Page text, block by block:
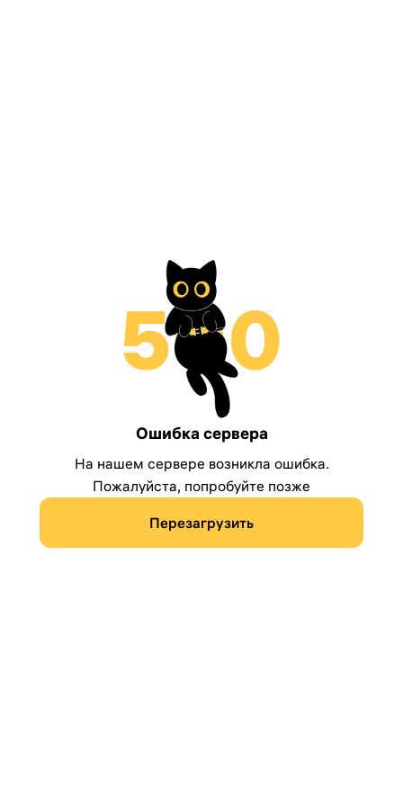
Ошибка сервера
На нашем сервере возникла ошибка.
Пожалуйста, попробуйте позже
Перезагрузить